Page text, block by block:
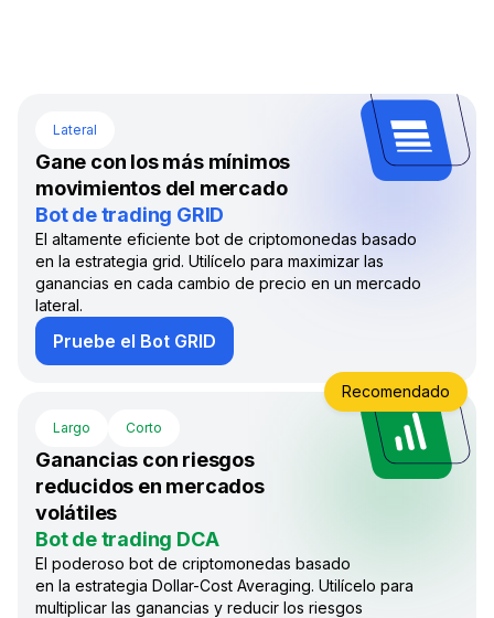
Lateral
Gane con los más mínimos
movimientos del mercado
Bot de trading GRID
El altamente eficiente bot de criptomonedas basado
en la estrategia grid. Utilícelo para maximizar las
ganancias en cada cambio de precio en un mercado
lateral.
Pruebe el Bot GRID
Largo Corto
Ganancias con riesgos
reducidos en mercados
volátiles
Bot de trading DCA
El poderoso bot de criptomonedas basado
en la estrategia Dollar-Cost Averaging. Utilícelo para
multiplicar las ganancias y reducir los riesgos
Recomendado